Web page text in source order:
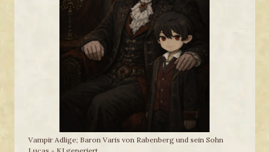
Vampir Adlige; Baron Varis von Rabenberg und sein Sohn